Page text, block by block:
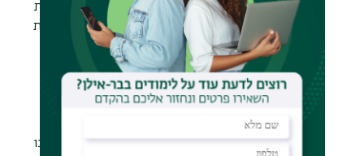
ה-70 של המאה ה-20. היא מחדדת את
מושג ה"בזות" שטבעה קריסטבה ובוחנת
אותו על רקע תפקידו של דם הגוף הנשי
בכלל ודם הווסת בפרט.
אוריין מתארת את הטרנספורמציה
את הגוף הנשי מהסוגר הפטריארכלי שבו